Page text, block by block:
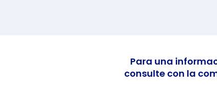
Para una
consulte con la